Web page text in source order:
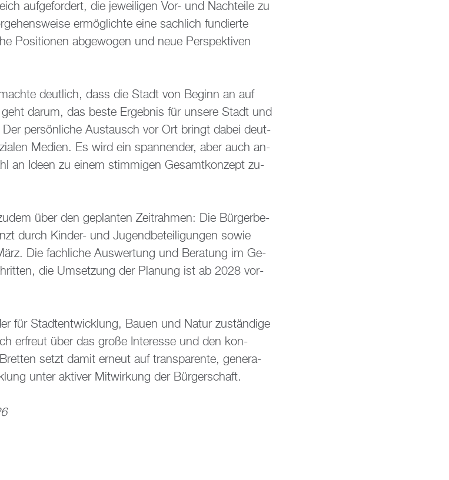
auf­ge­for­dert, die je­wei­li­gen Vor- und Nach­tei­le zu
er­mög­lich­te eine sach­lich fun­dier­te
Po­si­tio­nen ab­ge­wo­gen und neue Per­spek­ti­ven
deut­lich, dass die Stadt von Be­ginn an auf
darum, das beste Er­geb­nis für un­se­re Stadt und
Der per­sön­li­che Aus­tausch vor Ort bringt dabei deut­
Me­di­en. Es wird ein span­nen­der, aber auch an­
an Ideen zu einem stim­mi­gen Ge­samt­kon­zept zu­
über den ge­plan­ten Zeit­rah­men: Die Bür­ger­be­
durch Kin­der- und Ju­gend­be­tei­li­gun­gen sowie
Die fach­li­che Aus­wer­tung und Be­ra­tung im Ge­
die Um­set­zung der Pla­nung ist ab 2028 vor­
für Stadt­ent­wick­lung, Bauen und Natur zu­stän­di­ge
er­freut über das große In­ter­es­se und den kon­
setzt damit er­neut auf trans­pa­ren­te, ge­ne­ra­
unter ak­ti­ver Mit­wir­kung der Bür­ger­schaft.